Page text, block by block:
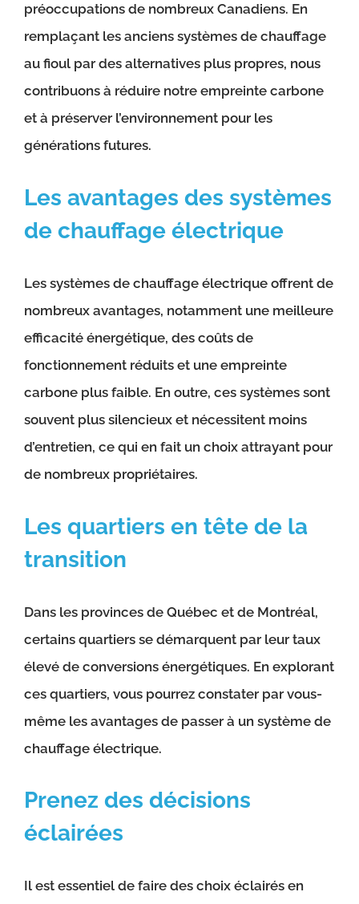
préoccupations de nombreux Canadiens. En
remplaçant les anciens systèmes de chauffage
au fioul par des alternatives plus propres, nous
contribuons à réduire notre empreinte carbone
et à préserver l’environnement pour les
générations futures.
Les avantages des systèmes
de chauffage électrique
Les systèmes de chauffage électrique offrent de
nombreux avantages, notamment une meilleure
efficacité énergétique, des coûts de
fonctionnement réduits et une empreinte
carbone plus faible. En outre, ces systèmes sont
souvent plus silencieux et nécessitent moins
d’entretien, ce qui en fait un choix attrayant pour
de nombreux propriétaires.
Les quartiers en tête de la
transition
Dans les provinces de Québec et de Montréal,
certains quartiers se démarquent par leur taux
élevé de conversions énergétiques. En explorant
ces quartiers, vous pourrez constater par vous-
même les avantages de passer à un système de
chauffage électrique.
Prenez des décisions
éclairées
Il est essentiel de faire des choix éclairés en